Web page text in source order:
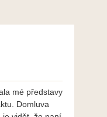
mé představy
Domluva